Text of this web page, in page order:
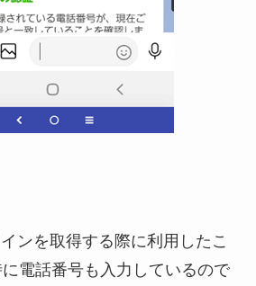
ンを取得する際に利用したこ
電話番号も入力しているので